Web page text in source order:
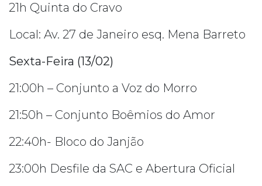
21h Quinta do Cravo
Local: Av. 27 de Janeiro esq. Mena Barreto
Sexta-Feira (13/02)
21:00h – Conjunto a Voz do Morro
21:50h – Conjunto Boêmios do Amor
22:40h- Bloco do Janjão
23:00h Desfile da SAC e Abertura Oficial